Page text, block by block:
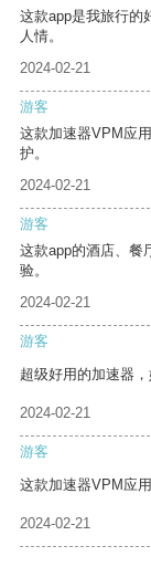
这款app是我旅行的
人情。
2024-02-21
游客
这款加速器VPM应
护。
2024-02-21
游客
这款app的酒店、餐
验。
2024-02-21
游客
超级好用的加速器
2024-02-21
游客
这款加速器VPM应
2024-02-21